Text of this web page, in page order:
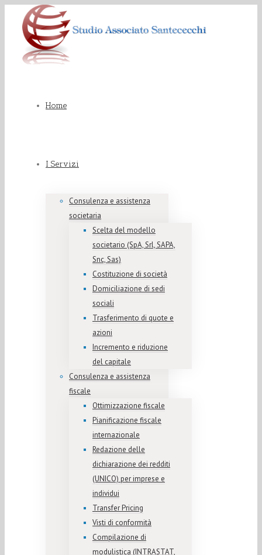
Home
I Servizi
Consulenza e assistenza
societaria
Scelta del modello
societario (SpA, Srl, SAPA,
Snc, Sas)
Costituzione di società
Domiciliazione di sedi
sociali
Trasferimento di quote e
azioni
Incremento e riduzione
del capitale
Consulenza e assistenza
fiscale
Ottimizzazione fiscale
Pianificazione fiscale
internazionale
Redazione delle
dichiarazione dei redditi
(UNICO) per imprese e
individui
Transfer Pricing
Visti di conformità
Compilazione di
modulistica (INTRASTAT,